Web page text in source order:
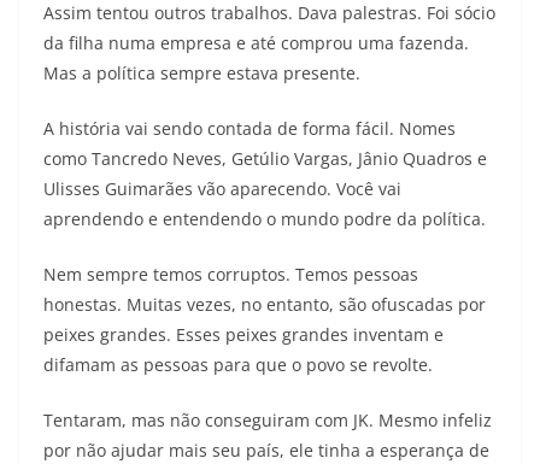
Assim tentou outros trabalhos. Dava palestras. Foi sócio
da filha numa empresa e até comprou uma fazenda.
Mas a política sempre estava presente.
A história vai sendo contada de forma fácil. Nomes
como Tancredo Neves, Getúlio Vargas, Jânio Quadros e
Ulisses Guimarães vão aparecendo. Você vai
aprendendo e entendendo o mundo podre da política.
Nem sempre temos corruptos. Temos pessoas
honestas. Muitas vezes, no entanto, são ofuscadas por
peixes grandes. Esses peixes grandes inventam e
difamam as pessoas para que o povo se revolte.
Tentaram, mas não conseguiram com JK. Mesmo infeliz
por não ajudar mais seu país, ele tinha a esperança de